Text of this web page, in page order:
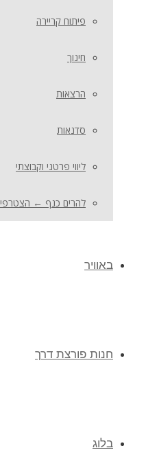
פיתוח קריירה
חינוך
הרצאות
סדנאות
ליווי פרטני וקבוצתי
להרים כנף ← הצטרפי
באוויר
חנות פורצת דרך
בלוג